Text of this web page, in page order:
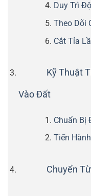
Duy Trì
Theo Dõi
Cắt Tỉa
Kỹ Thuật
Vào Đất
Chuẩn Bị
Tiến
Chuyển